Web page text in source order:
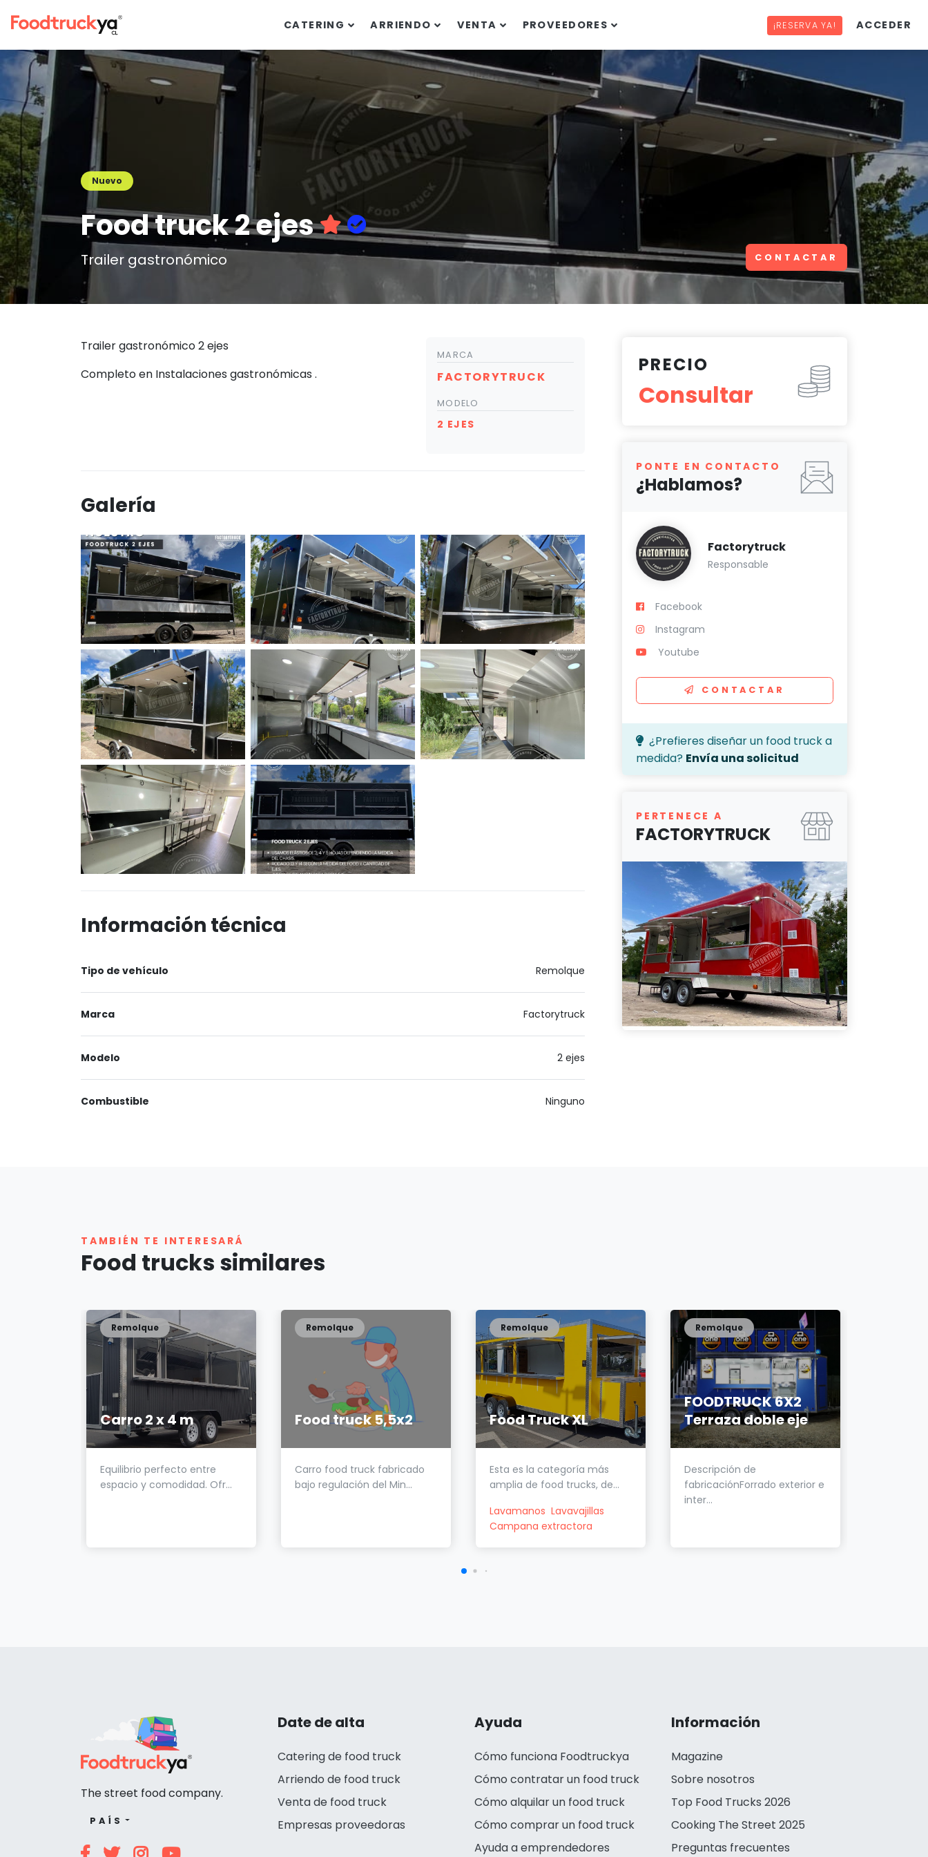
CATERING ARRIENDO VENTA PROVEEDORES ¡RESERVA YA! ACCEDER
Nuevo
Food truck 2 ejes
Trailer gastronómico CONTACTAR
MARCA
FACTORYTRUCK
MODELO
2 EJES
Trailer gastronómico 2 ejes
Completo en Instalaciones gastronómicas .
Galería
Información técnica
Tipo de vehículo Remolque
Marca Factorytruck
Modelo 2 ejes
Combustible Ninguno
PRECIO
Consultar
PONTE EN CONTACTO
¿Hablamos?
Factorytruck
Responsable
Facebook
Instagram
Youtube
CONTACTAR
¿Prefieres diseñar un food truck a
medida? Envía una solicitud
PERTENECE A
FACTORYTRUCK
TAMBIÉN TE INTERESARÁ
Food trucks similares
Carro 2 x 4 m
Remolque
Equilibrio perfecto entre
espacio y comodidad. Ofr...
Food truck 5,5x2
Remolque
Carro food truck fabricado
bajo regulación del Min...
Food Truck XL
Remolque
Esta es la categoría más
amplia de food trucks, de...
Lavamanos Lavavajillas
Campana extractora
FOODTRUCK 6X2
Terraza doble eje
Remolque
Descripción de
fabricaciónForrado exterior e
inter...
Date de alta
Catering de food truck
Arriendo de food truck
Venta de food truck
Empresas proveedoras
Ayuda
Cómo funciona Foodtruckya
Cómo contratar un food truck
Cómo alquilar un food truck
Cómo comprar un food truck
Ayuda a emprendedores
Información
Magazine
Sobre nosotros
Top Food Trucks 2026
Cooking The Street 2025
Preguntas frecuentes
The street food company.
PAÍS